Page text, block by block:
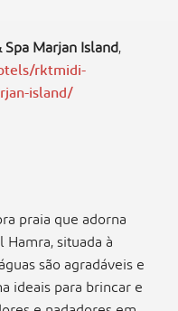
Marjan Island,
rktmidi-
island/
praia que adorna
situada à
são agradáveis e
ideais para brincar e